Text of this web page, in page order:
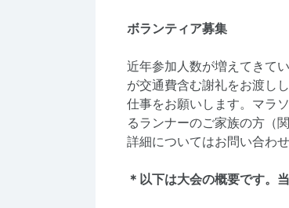
ボランティア募集
近年参加人数が増えてきて
が交通費含む謝礼をお渡し
仕事をお願いします。マラ
るランナーのご家族の方（
詳細についてはお問い合わせ
＊以下は大会の概要です。